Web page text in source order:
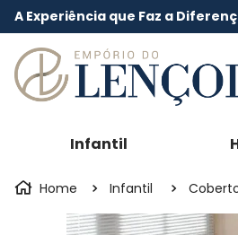
A Experiência que Faz a
Infantil
Infantil